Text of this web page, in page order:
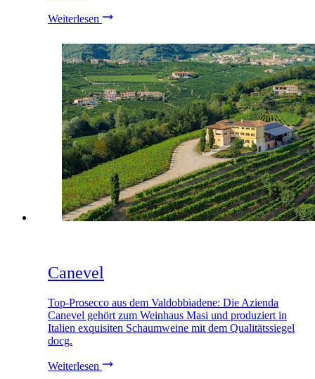
Weiterlesen
Canevel
Top-Prosecco aus dem Valdobbiadene: Die Azienda
Canevel gehört zum Weinhaus Masi und produziert in
Italien exquisiten Schaumweine mit dem Qualitätssiegel
docg.
Weiterlesen